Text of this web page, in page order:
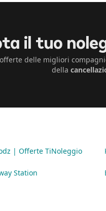
il tuo
delle migliori
della
| Offerte TiNoleggio
Station